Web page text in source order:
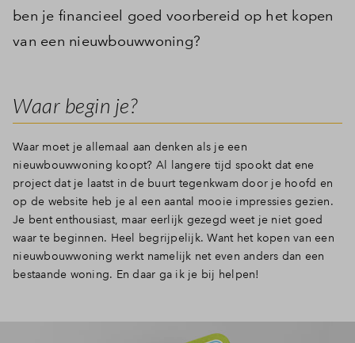
Inloggen
ben je financieel goed voorbereid op het kopen
van een nieuwbouwwoning?
Waar begin je?
Waar moet je allemaal aan denken als je een
nieuwbouwwoning koopt? Al langere tijd spookt dat ene
project dat je laatst in de buurt tegenkwam door je hoofd en
op de website heb je al een aantal mooie impressies gezien.
Je bent enthousiast, maar eerlijk gezegd weet je niet goed
waar te beginnen. Heel begrijpelijk. Want het kopen van een
nieuwbouwwoning werkt namelijk net even anders dan een
bestaande woning. En daar ga ik je bij helpen!